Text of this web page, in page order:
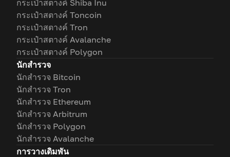
กระเป๋าสตางค์ Shiba Inu
กระเป๋าสตางค์ Toncoin
กระเป๋าสตางค์ Tron
กระเป๋าสตางค์ Avalanche
กระเป๋าสตางค์ Polygon
นักสำรวจ
นักสำรวจ Bitcoin
นักสำรวจ Tron
นักสำรวจ Ethereum
นักสำรวจ Arbitrum
นักสำรวจ Polygon
นักสำรวจ Avalanche
การวางเดิมพัน